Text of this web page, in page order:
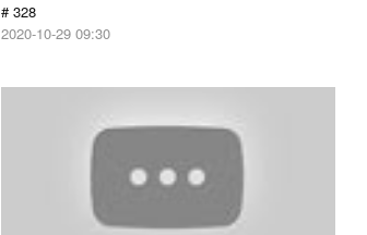
# 328
2020-10-29 09:30